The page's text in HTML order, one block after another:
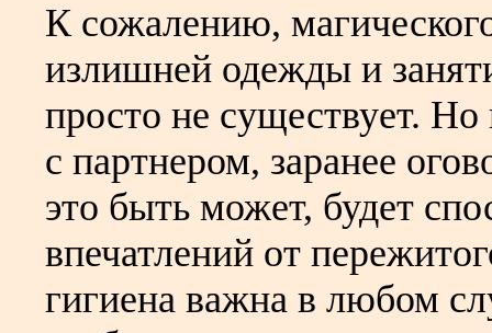
К сожалению,
излишней одежды и
просто не существует.
с партнером, заранее
это быть может, будет
впечатлений от
гигиена важна в любом